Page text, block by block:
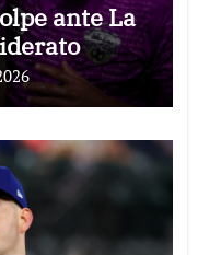
ante La